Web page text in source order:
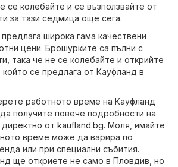
се колебайте и се възползвайте от
за тази седмица още сега.
широка гама качествени
цени. Брошурките са пълни с
така че не се колебайте и открийте
се предлага от Кауфланд в
работното време на Кауфланд
получите повече подробности на
от kaufland.bg. Моля, имайте
време може да варира по
или при специални събития.
ще откриете не само в Пловдив, но